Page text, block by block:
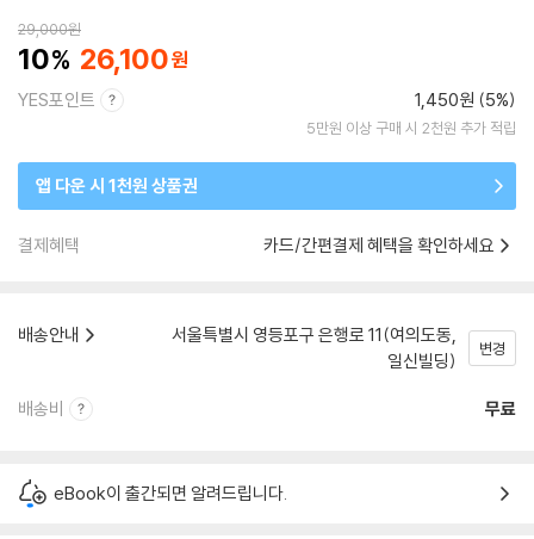
29,000원
10 26,100
YES포인트 1,450원 (5%)
5만원 이상 구매 시 2천원 추가 적립
앱 다운 시 1천원 상품권
결제혜택 카드/간편결제 혜택을 확인하세요
배송안내
서울특별시 영등포구 은행로 11(여의도동,
일신빌딩)
변경
배송비 무료
eBook이 출간되면 알려드립니다.